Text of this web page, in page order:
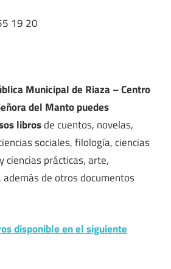
19 20
Municipal de Riaza – Centro
del Manto puedes
librosde cuentos, novelas,
sociales, filología, ciencias
ciencias prácticas, arte,
de otros documentos
disponible en el siguiente